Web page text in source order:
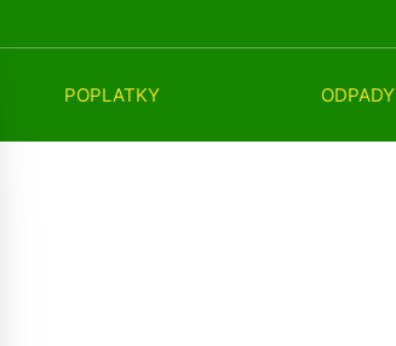
POPLATKY ODPADY